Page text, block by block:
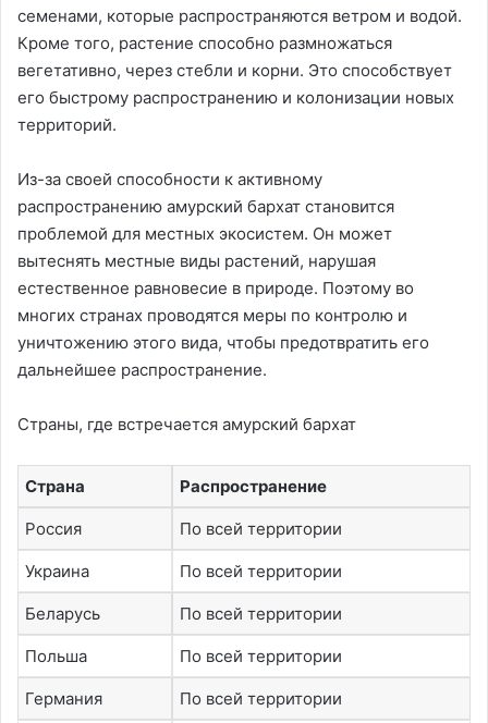
семенами, которые распространяются ветром и водой.
Кроме того, растение способно размножаться
вегетативно, через стебли и корни. Это способствует
его быстрому распространению и колонизации новых
территорий.
Из-за своей способности к активному
распространению амурский бархат становится
проблемой для местных экосистем. Он может
вытеснять местные виды растений, нарушая
естественное равновесие в природе. Поэтому во
многих странах проводятся меры по контролю и
уничтожению этого вида, чтобы предотвратить его
дальнейшее распространение.
Страны, где встречается амурский бархат
Страна Распространение
Россия По всей территории
Украина По всей территории
Беларусь По всей территории
Польша По всей территории
Германия По всей территории